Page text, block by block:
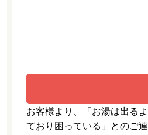
お客様より、「お湯は出る
ており困っている」とのご